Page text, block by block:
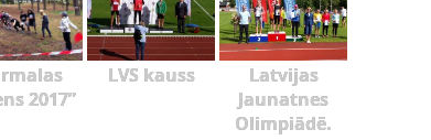
2017”
LVS kauss
Latvijas
Jaunatnes
Olimpiādē.